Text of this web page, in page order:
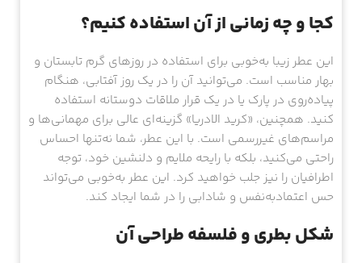
کجا و چه زمانی از آن استفاده کنیم؟
این عطر زیبا به‌خوبی برای استفاده در روزهای گرم تابستان و
بهار مناسب است. می‌توانید آن را در یک روز آفتابی، هنگام
پیاده‌روی در پارک یا در یک قرار ملاقات دوستانه استفاده
کنید. همچنین، «کرید الادریا» گزینه‌ای عالی برای مهمانی‌ها و
مراسم‌های غیررسمی است. با این عطر، شما نه‌تنها احساس
راحتی می‌کنید، بلکه با رایحه ملایم و دلنشین خود، توجه
اطرافیان را نیز جلب خواهید کرد. این عطر به‌خوبی می‌تواند
حس اعتمادبه‌نفس و شادابی را در شما ایجاد کند.
شکل بطری و فلسفه طراحی آن